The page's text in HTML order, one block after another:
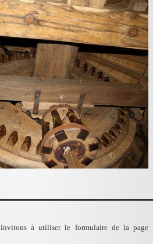
à utiliser le formulaire de la page